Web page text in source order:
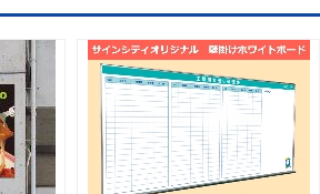
ライトパネル
Light Panel